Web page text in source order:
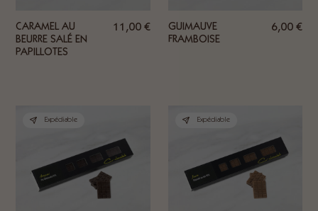
CARAMEL AU
BEURRE SALÉ EN
PAPILLOTES
11,00 €
GUIMAUVE
FRAMBOISE
6,00 €
Expédiable Expédiable